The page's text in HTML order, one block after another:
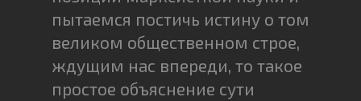
пытаемся постичь истину о том
великом общественном строе,
ждущим нас впереди, то такое
простое объяснение сути